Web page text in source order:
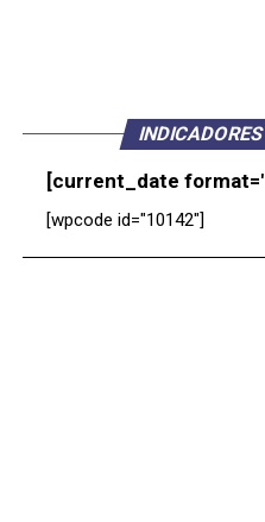
[current_date
[wpcode id="10142"]